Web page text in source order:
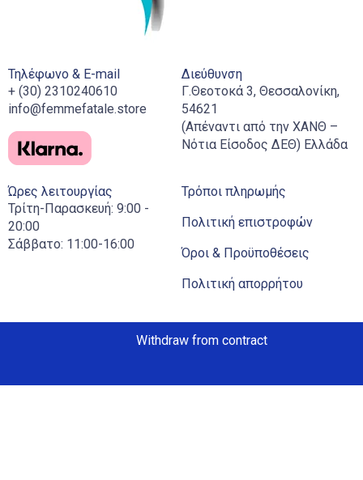
Τηλέφωνο & E-mail
+ (30) 2310240610
info@femmefatale.store
Διεύθυνση
Γ.Θεοτοκά 3, Θεσσαλονίκη,
54621
(Απέναντι από την ΧΑΝΘ –
Νότια Είσοδος ΔΕΘ) Ελλάδα
Ώρες λειτουργίας
Τρίτη-Παρασκευή: 9:00 -
20:00
Σάββατο: 11:00-16:00
Τρόποι πληρωμής
Πολιτική επιστροφών
Όροι & Προϋποθέσεις
Πολιτική απορρήτου
Withdraw from contract